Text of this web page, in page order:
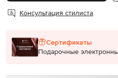
Консультация стилиста
Сертификаты
Подарочные